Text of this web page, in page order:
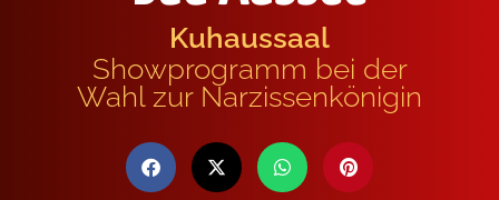
Kuhaussaal
Showprogramm bei der
Wahl zur Narzissenkönigin